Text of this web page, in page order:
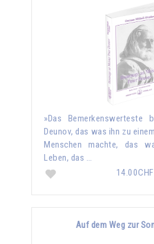
»Das Bemerkenswerteste
Deunov, das was ihn zu
Menschen machte, das
Leben, das …
14.00CHF
Auf dem Weg zur